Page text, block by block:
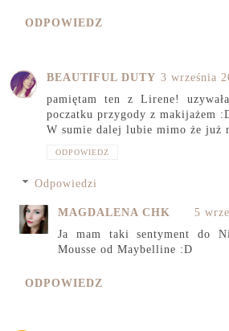
ODPOWIEDZ
BEAUTIFUL DUTY 3 września
pamiętam ten z Lirene!
poczatku przygody z makijażem
W sumie dalej lubie mimo że już
ODPOWIEDZ
Odpowiedzi
MAGDALENA CHK
5
Ja mam taki sentyment do
Mousse od Maybelline :D
ODPOWIEDZ